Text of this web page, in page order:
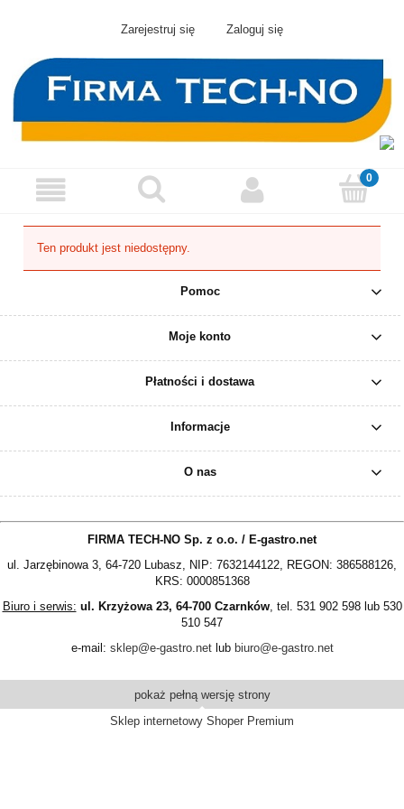
Zarejestruj się Zaloguj się
Ten produkt jest niedostępny.
Pomoc
Moje konto
Płatności i dostawa
Informacje
O nas
FIRMA TECH-NO Sp. z o.o. / E-gastro.net
ul. Jarzębinowa 3, 64-720 Lubasz, NIP: 7632144122, REGON: 386588126,
KRS: 0000851368
Biuro i serwis: ul. Krzyżowa 23, 64-700 Czarnków, tel. 531 902 598 lub 530
510 547
e-mail: sklep@e-gastro.netlub biuro@e-gastro.net
pokaż pełną wersję strony
Sklep internetowy Shoper Premium